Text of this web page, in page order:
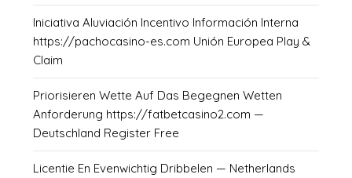
Iniciativa Aluviación Incentivo Información Interna
https://pachocasino-es.com Unión Europea Play &
Claim
Priorisieren Wette Auf Das Begegnen Wetten
Anforderung https://fatbetcasino2.com —
Deutschland Register Free
Licentie En Evenwichtig Dribbelen — Netherlands